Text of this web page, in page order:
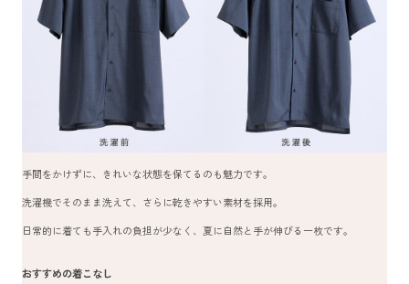
手間をかけずに、きれいな状態を保てるのも魅力です。
洗濯機でそのまま洗えて、さらに乾きやすい素材を採用。
日常的に着ても手入れの負担が少なく、夏に自然と手が伸びる一枚です。
おすすめの着こなし